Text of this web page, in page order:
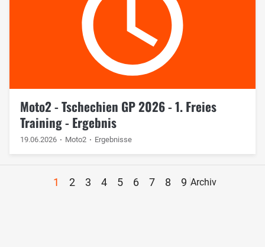
Moto2 - Tschechien GP 2026 - 1. Freies
Training - Ergebnis
19.06.2026 Moto2 Ergebnisse
1 2 3 4 5 6 7 8 9 Archiv